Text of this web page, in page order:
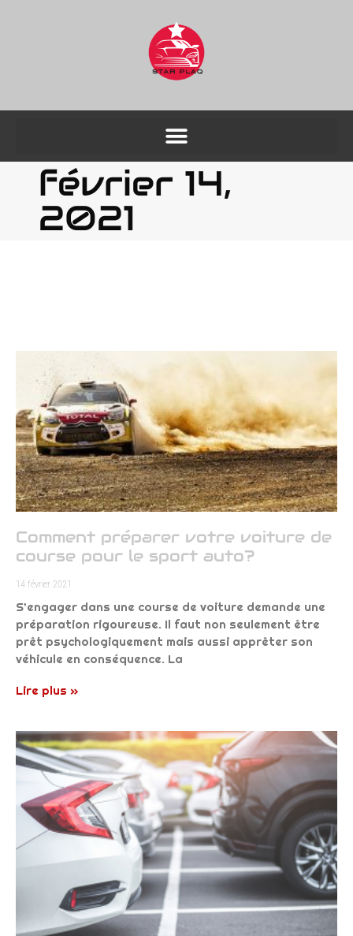
février 14,
2021
Comment préparer votre voiture de
course pour le sport auto?
14 février 2021
S’engager dans une course de voiture demande une
préparation rigoureuse. Il faut non seulement être
prêt psychologiquement mais aussi apprêter son
véhicule en conséquence. La
Lire plus »